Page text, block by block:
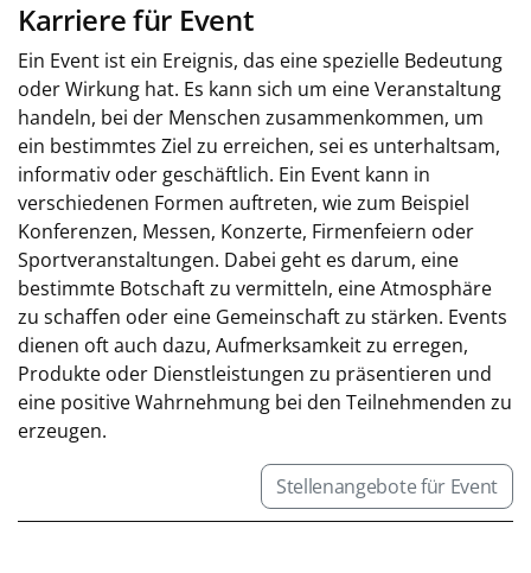
Karriere für Event
Ein Event ist ein Ereignis, das eine spezielle Bedeutung
oder Wirkung hat. Es kann sich um eine Veranstaltung
handeln, bei der Menschen zusammenkommen, um
ein bestimmtes Ziel zu erreichen, sei es unterhaltsam,
informativ oder geschäftlich. Ein Event kann in
verschiedenen Formen auftreten, wie zum Beispiel
Konferenzen, Messen, Konzerte, Firmenfeiern oder
Sportveranstaltungen. Dabei geht es darum, eine
bestimmte Botschaft zu vermitteln, eine Atmosphäre
zu schaffen oder eine Gemeinschaft zu stärken. Events
dienen oft auch dazu, Aufmerksamkeit zu erregen,
Produkte oder Dienstleistungen zu präsentieren und
eine positive Wahrnehmung bei den Teilnehmenden zu
erzeugen.
Stellenangebote für Event